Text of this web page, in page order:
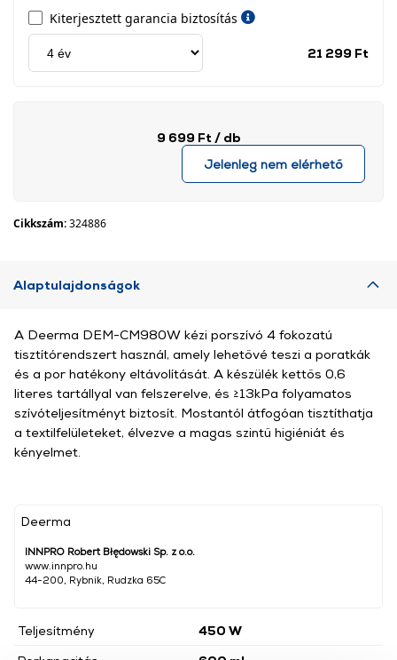
Kiterjesztett garancia biztosítás
21 299 Ft
9 699 Ft / db
Jelenleg nem elérhető
Cikkszám:324886
Alaptulajdonságok
Deerma
INNPRO Robert Błędowski Sp. z o.o.
www.innpro.hu
44-200, Rybnik, Rudzka 65C
Teljesítmény
450 W
A Deerma DEM-CM980W kézi porszívó 4 fokozatú
tisztítórendszert használ, amely lehetővé teszi a poratkák
és a por hatékony eltávolítását. A készülék kettős 0,6
literes tartállyal van felszerelve, és ≥13kPa folyamatos
szívóteljesítményt biztosít. Mostantól átfogóan tisztíthatja
a textilfelületeket, élvezve a magas szintű higiéniát és
kényelmet.